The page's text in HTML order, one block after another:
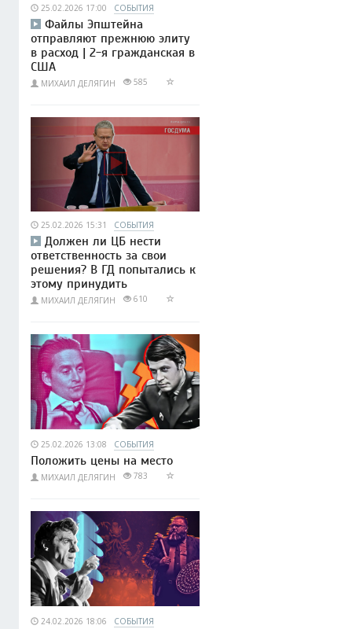
25.02.2026 17:00 СОБЫТИЯ
Файлы Эпштейна
отправляют прежнюю элиту
в расход | 2-я гражданская в
США
МИХАИЛ ДЕЛЯГИН 585
25.02.2026 15:31 СОБЫТИЯ
Должен ли ЦБ нести
ответственность за свои
решения? В ГД попытались к
этому принудить
МИХАИЛ ДЕЛЯГИН 610
25.02.2026 13:08 СОБЫТИЯ
Положить цены на место
МИХАИЛ ДЕЛЯГИН 783
24.02.2026 18:06 СОБЫТИЯ